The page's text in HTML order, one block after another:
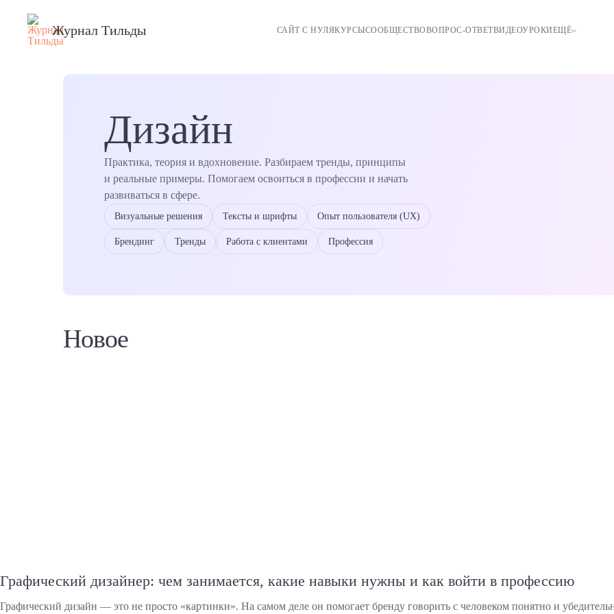
Журнал Тильды САЙТ С НУЛЯКУРСЫСООБЩЕСТВОВОПРОС-ОТВЕТВИДЕОУРОКИЕЩЁ
Дизайн
Практика, теория и вдохновение. Разбираем тренды, принципы
и реальные примеры. Помогаем освоиться в профессии и начать
развиваться в сфере.
Визуальные решения Тексты и шрифты Опыт пользователя (UX)
Брендинг Тренды Работа с клиентами Профессия
Новое
Графический дизайнер: чем занимается, какие навыки нужны и как войти в профессию
Графический дизайн — это не просто «картинки». На самом деле он помогает бренду говорить с человеком понятно и